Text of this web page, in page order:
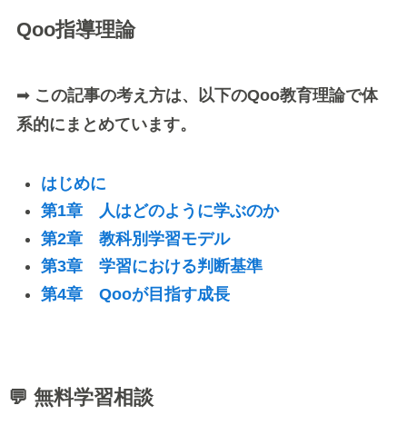
Qoo指導理論
➡ この記事の考え方は、以下のQoo教育理論で体
系的にまとめています。
はじめに
第1章 人はどのように学ぶのか
第2章 教科別学習モデル
第3章 学習における判断基準
第4章 Qooが目指す成長
💬 無料学習相談